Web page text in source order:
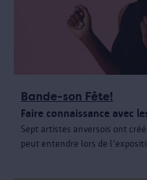
Bande-son Fête!
Faire connaissance avec
Sept artistes anversois ont
peut entendre lors de